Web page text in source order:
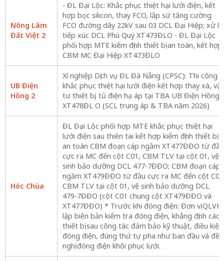
Nông Lâm
Đất Việt 2
- ĐL Đại Lộc: Khắc phục thiệt hại lưới điện, kết
hợp bọc silicon, thay FCO, lắp sứ tăng cường
FCO đường dây 22kV sau 03 DCL Đại Hiệp; xử lý
tiếp xúc DCL Phú Quý XT473ĐLO - ĐL Đại Lộc
phối hợp MTE kiểm định thiết bị an toàn, kết hợp
CBM MC Đại Hiệp XT473ĐLO
UB Điện
Hồng 2
Xí nghiệp Dịch vụ ĐL Đà Nẵng (CPSC): Thi công
khắc phục thiệt hại lưới điện kết hợp thay xà, vật
tư thiết bị, tủ điện hạ áp tại TBA UB Điện Hồng
XT478ĐL O (SCL trung áp & TBA năm 2026)
Hóc Chùa
ĐL Đại Lộc phối hợp MTE khắc phục thiệt hại
lưới điện sau thiên tai kết hợp kiểm định thiết bị
an toàn CBM đoạn cáp ngầm XT477ĐĐO từ đầu
cực ra MC đến cột C01, CBM TLV tại cột 01, vệ
sinh bảo dưỡng DCL 477-7ĐĐO; CBM đoạn cáp
ngầm XT479ĐĐO từ đầu cực ra MC đến cột
CBM TLV tại cột 01, vệ sinh bảo dưỡng DCL
479-7ĐĐO (cột C01 chung cột XT479ĐĐO và
XT477ĐĐO) * Trước khi đóng điện: Đơn vị QLVH
lập biên bản kiểm tra đóng điện, khẳng định các
thiết bị sau công tác đảm bảo kỹ thuật, điều kiện
đóng điện, đúng thứ tự pha như ban đầu và đề
nghị đóng điện khôi phục lưới.